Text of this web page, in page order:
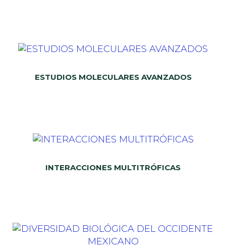
ESTUDIOS MOLECULARES AVANZADOS
INTERACCIONES MULTITRÓFICAS